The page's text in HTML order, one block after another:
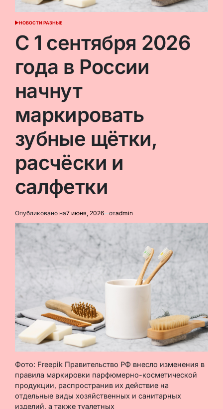
ОПУБЛИКОВАНО
НОВОСТИ РАЗНЫЕ
С 1 сентября 2026
года в России
начнут
маркировать
зубные щётки,
расчёски и
салфетки
Опубликовано на7 июня, 2026 отadmin
Фото: Freepik Правительство РФ внесло изменения в
правила маркировки парфюмерно-косметической
продукции, распространив их действие на
отдельные виды хозяйственных и санитарных
изделий, а также туалетных